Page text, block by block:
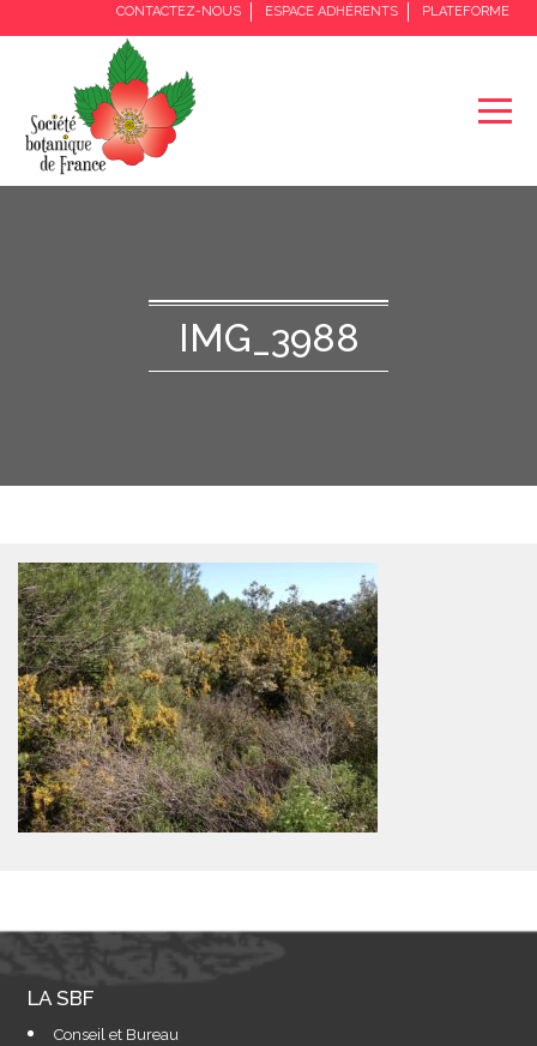
CONTACTEZ-NOUS ESPACE ADHÉRENTS PLATEFORME
IMG_3988
LA SBF
Conseil et Bureau